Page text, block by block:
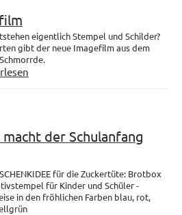
eigentlich Stempel und Schilder?
gibt der neue Imagefilm aus dem
der Schulanfang
für die Zuckertüte: Brotbox
für Kinder und Schüler -
in den fröhlichen Farben blau, rot,